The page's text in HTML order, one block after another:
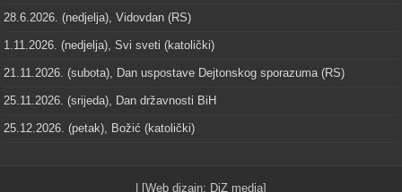
28.6.2026. (nedjelja), Vidovdan (RS)
1.11.2026. (nedjelja), Svi sveti (katolički)
21.11.2026. (subota), Dan uspostave Dejtonskog sporazuma (RS)
25.11.2026. (srijeda), Dan državnosti BiH
25.12.2026. (petak), Božić (katolički)
| [Web dizajn: DiZ media]